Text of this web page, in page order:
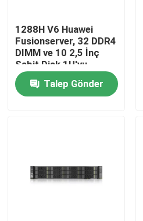
Ana Sayfa
1288H V6 Huawei
Fusionserver, 32 DDR4
DIMM ve 10 2,5 İnç
Sabit Disk 1U'yu
Destekler
Talep Gönder